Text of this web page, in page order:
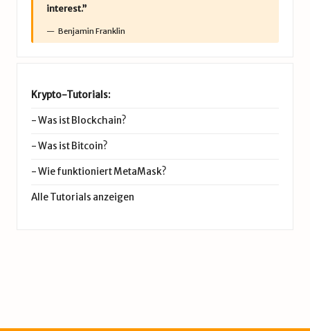
interest.”
Benjamin Franklin
Krypto-Tutorials:
-Was ist Blockchain?
-Was ist Bitcoin?
-Wie funktioniert MetaMask?
Alle Tutorials anzeigen